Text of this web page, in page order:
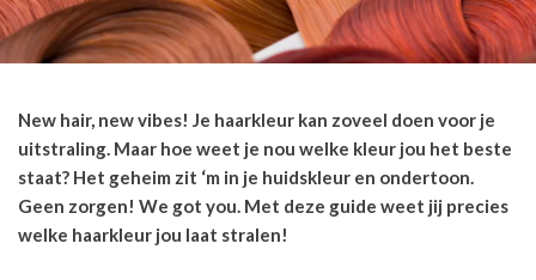
New hair, new vibes! Je haarkleur kan zoveel doen voor je
uitstraling. Maar hoe weet je nou welke kleur jou het beste
staat? Het geheim zit ‘m in je huidskleur en ondertoon.
Geen zorgen! We got you. Met deze guide weet jij precies
welke haarkleur jou laat stralen!